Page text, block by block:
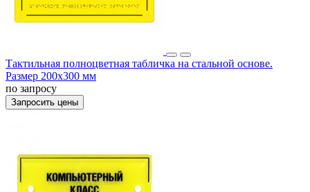
Тактильная полноцветная табличка на стальной основе.
Размер 200x300 мм
по запросу
Запросить цены